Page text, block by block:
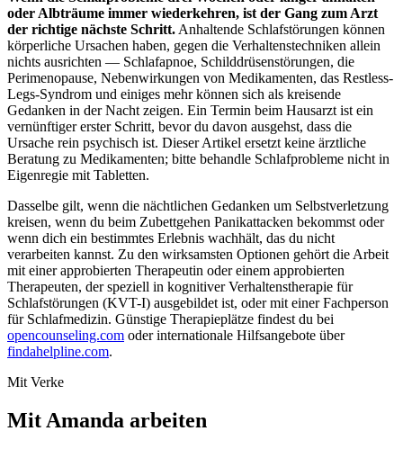
oder Albträume immer wiederkehren, ist der Gang zum Arzt
der richtige nächste Schritt. Anhaltende Schlafstörungen können
körperliche Ursachen haben, gegen die Verhaltenstechniken allein
nichts ausrichten — Schlafapnoe, Schilddrüsenstörungen, die
Perimenopause, Nebenwirkungen von Medikamenten, das Restless-
Legs-Syndrom und einiges mehr können sich als kreisende
Gedanken in der Nacht zeigen. Ein Termin beim Hausarzt ist ein
vernünftiger erster Schritt, bevor du davon ausgehst, dass die
Ursache rein psychisch ist. Dieser Artikel ersetzt keine ärztliche
Beratung zu Medikamenten; bitte behandle Schlafprobleme nicht in
Eigenregie mit Tabletten.
Dasselbe gilt, wenn die nächtlichen Gedanken um Selbstverletzung
kreisen, wenn du beim Zubettgehen Panikattacken bekommst oder
wenn dich ein bestimmtes Erlebnis wachhält, das du nicht
verarbeiten kannst. Zu den wirksamsten Optionen gehört die Arbeit
mit einer approbierten Therapeutin oder einem approbierten
Therapeuten, der speziell in kognitiver Verhaltenstherapie für
Schlafstörungen (KVT-I) ausgebildet ist, oder mit einer Fachperson
für Schlafmedizin. Günstige Therapieplätze findest du bei
opencounseling.com oder internationale Hilfsangebote über
findahelpline.com.
Mit Verke
Mit Amanda arbeiten